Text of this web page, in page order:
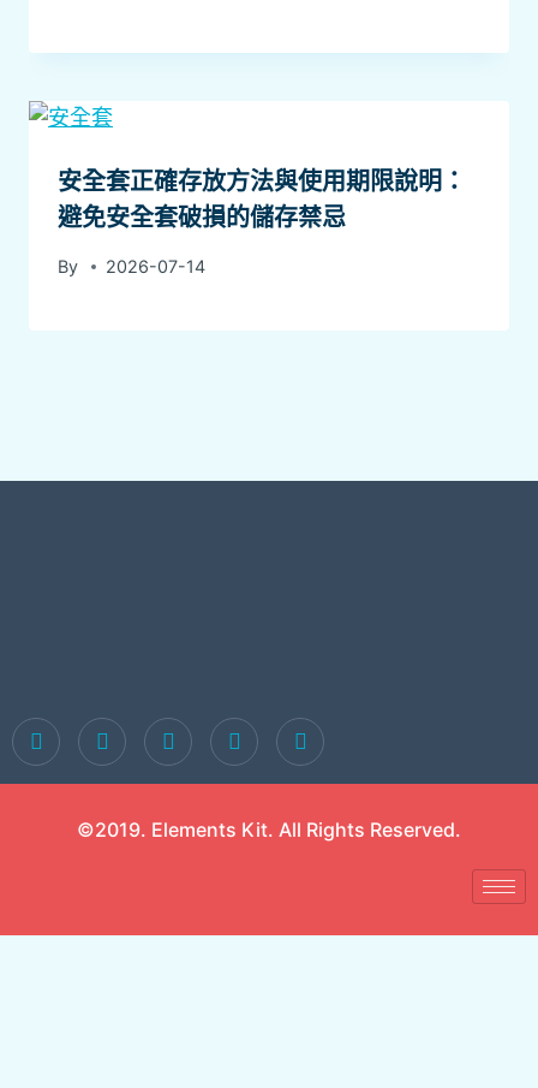
安全套正確存放方法與使用期限說明：
避免安全套破損的儲存禁忌
By 2026-07-14
©2019. Elements Kit. All Rights Reserved.